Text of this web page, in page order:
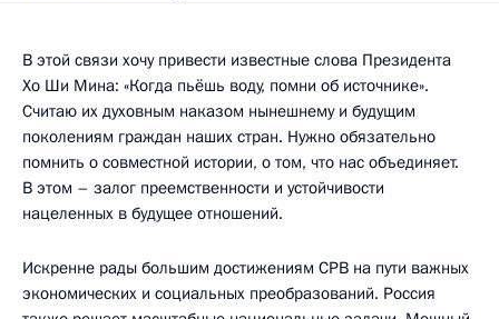
В этой связи хочу привести известные слова Президента
Хо Ши Мина: «Когда пьёшь воду, помни об источнике».
Считаю их духовным наказом нынешнему и будущим
поколениям граждан наших стран. Нужно обязательно
помнить о совместной истории, о том, что нас объединяет.
В этом – залог преемственности и устойчивости
нацеленных в будущее отношений.
Искренне рады большим достижениям СРВ на пути важных
экономических и социальных преобразований. Россия